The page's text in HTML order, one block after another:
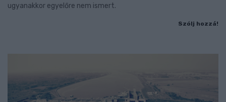
ugyanakkor egyelőre nem ismert.
Szólj hozzá!